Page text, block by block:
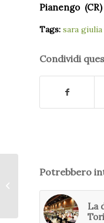
Pianengo (CR)
Tags: sara
Condividi
Potrebbero
La
% quinoa